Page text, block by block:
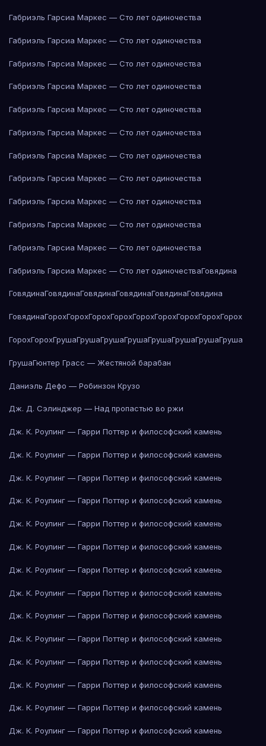
Габриэль Гарсиа Маркес — Сто лет одиночества
Габриэль Гарсиа Маркес — Сто лет одиночества
Габриэль Гарсиа Маркес — Сто лет одиночества
Габриэль Гарсиа Маркес — Сто лет одиночества
Габриэль Гарсиа Маркес — Сто лет одиночества
Габриэль Гарсиа Маркес — Сто лет одиночества
Габриэль Гарсиа Маркес — Сто лет одиночества
Габриэль Гарсиа Маркес — Сто лет одиночества
Габриэль Гарсиа Маркес — Сто лет одиночества
Габриэль Гарсиа Маркес — Сто лет одиночества
Габриэль Гарсиа Маркес — Сто лет одиночества
Габриэль Гарсиа Маркес — Сто лет одиночестваГовядина
ГовядинаГовядинаГовядинаГовядинаГовядинаГовядина
ГовядинаГорохГорохГорохГорохГорохГорохГорохГорохГорох
ГорохГорохГрушаГрушаГрушаГрушаГрушаГрушаГрушаГруша
ГрушаГюнтер Грасс — Жестяной барабан
Даниэль Дефо — Робинзон Крузо
Дж. Д. Сэлинджер — Над пропастью во ржи
Дж. К. Роулинг — Гарри Поттер и философский камень
Дж. К. Роулинг — Гарри Поттер и философский камень
Дж. К. Роулинг — Гарри Поттер и философский камень
Дж. К. Роулинг — Гарри Поттер и философский камень
Дж. К. Роулинг — Гарри Поттер и философский камень
Дж. К. Роулинг — Гарри Поттер и философский камень
Дж. К. Роулинг — Гарри Поттер и философский камень
Дж. К. Роулинг — Гарри Поттер и философский камень
Дж. К. Роулинг — Гарри Поттер и философский камень
Дж. К. Роулинг — Гарри Поттер и философский камень
Дж. К. Роулинг — Гарри Поттер и философский камень
Дж. К. Роулинг — Гарри Поттер и философский камень
Дж. К. Роулинг — Гарри Поттер и философский камень
Дж. К. Роулинг — Гарри Поттер и философский камень